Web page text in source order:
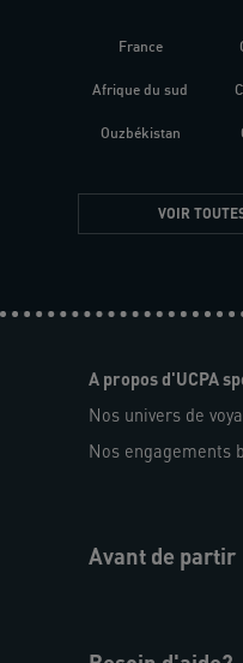
France
Afrique du sud
Ouzbékistan
VOIR
A propos d'UCPA
Nos univers de
Nos engagements
Avant de partir